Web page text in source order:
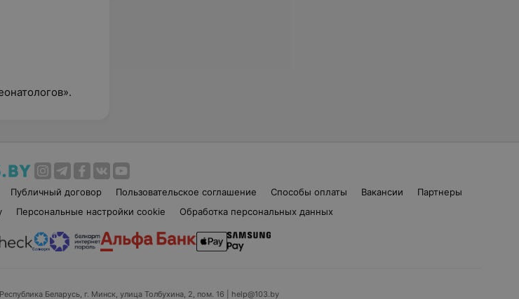
Публичный договор Пользовательское соглашение Способы оплаты Вакансии
Партнеры
Персональные настройки cookie Обработка персональных данных
Беларусь, г. Минск, улица Толбухина, 2, пом. 16 | help@103.by